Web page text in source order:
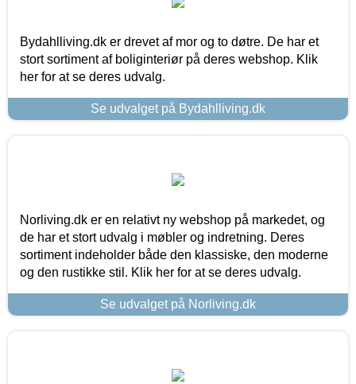
Bydahlliving.dk er drevet af mor og to døtre. De har et
stort sortiment af boliginteriør på deres webshop. Klik
her for at se deres udvalg.
Se udvalget på Bydahlliving.dk
Norliving.dk er en relativt ny webshop på markedet, og
de har et stort udvalg i møbler og indretning. Deres
sortiment indeholder både den klassiske, den moderne
og den rustikke stil. Klik her for at se deres udvalg.
Se udvalget på Norliving.dk